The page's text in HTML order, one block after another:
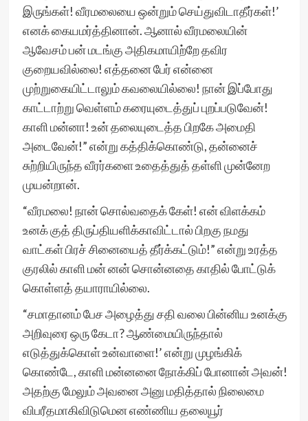
இருங்கள்! வீரமலையை ஒன்றும் செய்துவிடாதீர்கள்!’
எனக் கையமர்த்தினான். ஆனால் வீரமலையின்
ஆவேசம் பன் மடங்கு அதிகமாயிற்றே தவிர
குறையவில்லை! எத்தனை பேர் என்னை
முற்றுகையிட்டாலும் கவலையில்லை! நான் இப்போது
காட்டாற்று வெள்ளம் கரையுடைத்துப் புறப்படுவேன்!
காளி மன்னா! உன் தலையுடைத்த பிறகே அமைதி
அடைவேன்!” என்று கத்திக்கொண்டு, தன்னைச்
சுற்றியிருந்த வீரர்களை உதைத்துத் தள்ளி முன்னேற
முயன்றான்.
“வீரமலை! நான் சொல்வதைக் கேள்! என் விளக்கம்
உனக் குத் திருப்தியளிக்காவிட்டால் பிறகு நமது
வாட்கள் பிரச் சினையைத் தீர்க்கட்டும்!” என்று உரத்த
குரலில் காளி மன் னன் சொன்னதை காதில் போட்டுக்
கொள்ளத் தயாராயில்லை.
“சமாதானம் பேச அழைத்து சதி வலை பின்னிய உனக்கு
அறிவுரை ஒரு கேடா? ஆண்மையிருந்தால்
எடுத்துக்கொள் உன்வாளை!’ என்று முழங்கிக்
கொண்டே, காளி மன்னனை நோக்கிப் போனான் அவன்!
அதற்கு மேலும் அவனை அனு மதித்தால் நிலைமை
விபரீதமாகிவிடுமென எண்ணிய தலையூர்